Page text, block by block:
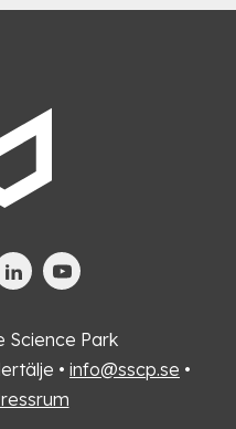
Science Park
• info@sscp.se •